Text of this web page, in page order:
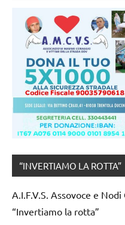
“INVERTIAMO LA ROTTA”
A.I.F.V.S. Assovoce e
“Invertiamo la rotta”